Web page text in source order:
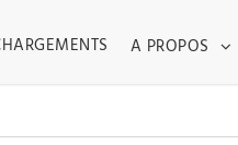
A PROPOS